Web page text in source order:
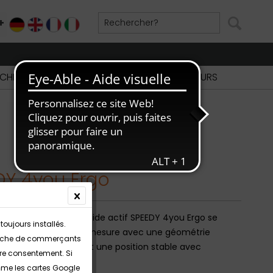
DE EN FR
DE REVENDEURS PARTIE REVENDEURS
4you Ergo
roulants à cadre rigide actif SPEEDY 4you Ergo se
par un cadre sur mesure avec une géométrie
coudée permet une position stable avec
».
installés.
de commerçants
consentement. Si
les cartes Google